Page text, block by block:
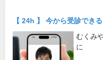
【 24h 】 今から受診できる
むくみ
に